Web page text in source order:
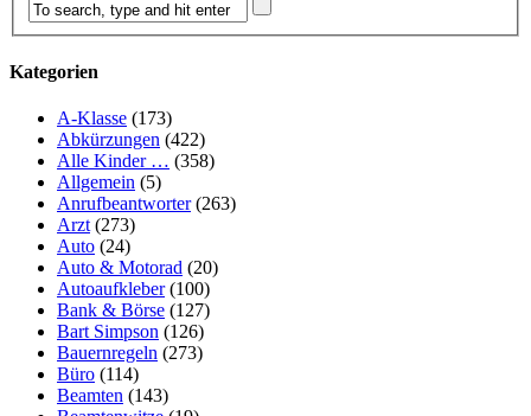
Kategorien
A-Klasse (173)
Abkürzungen (422)
Alle Kinder … (358)
Allgemein (5)
Anrufbeantworter(263)
Arzt(273)
Auto (24)
Auto & Motorad (20)
Autoaufkleber(100)
Bank & Börse (127)
Bart Simpson (126)
Bauernregeln (273)
Büro (114)
Beamten (143)